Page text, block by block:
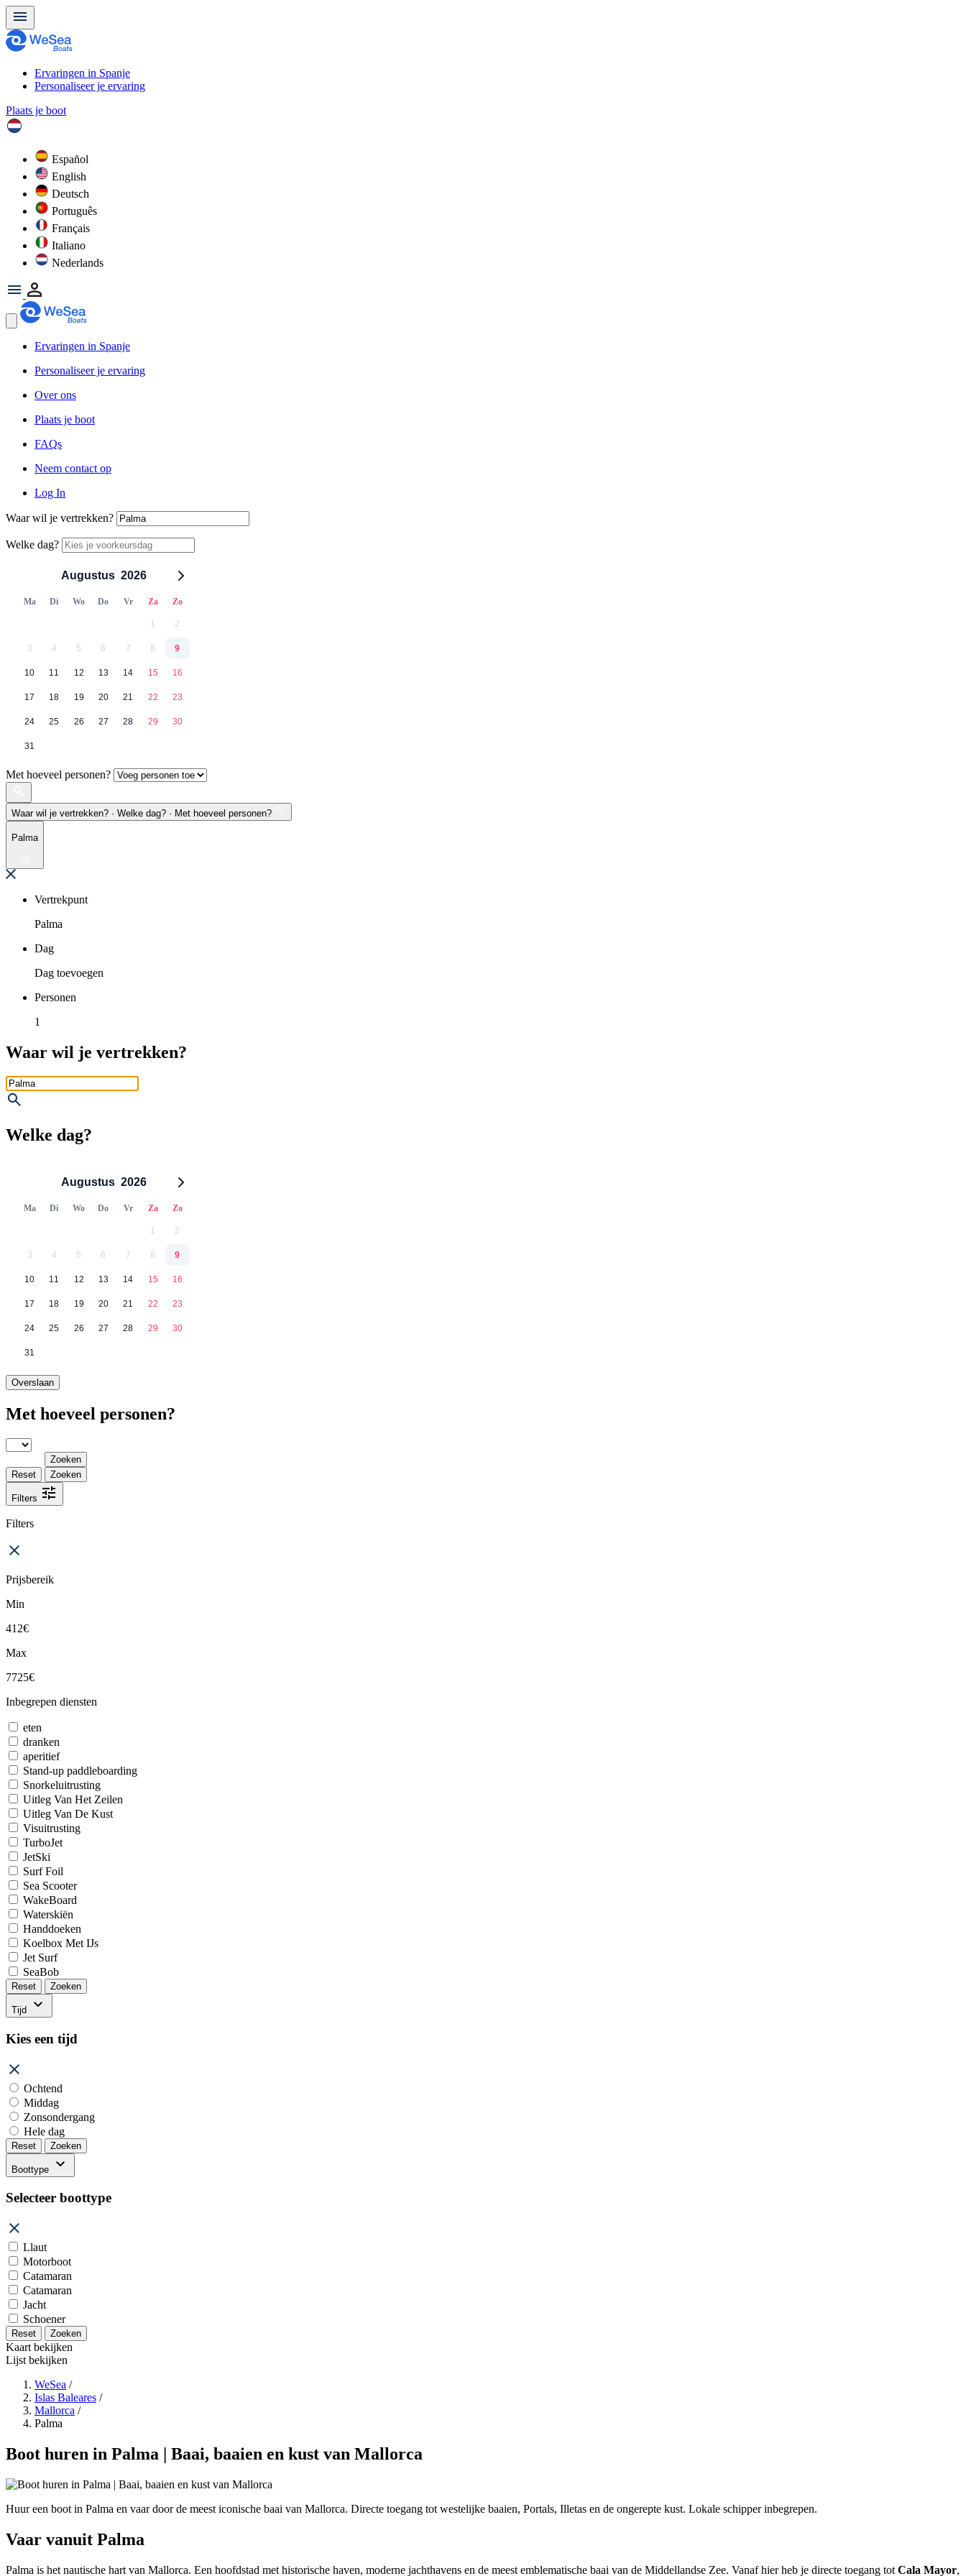
Ervaringen in Spanje
Personaliseer je ervaring
Plaats je boot
Español
English
Deutsch
Português
Français
Italiano
Nederlands
Ervaringen in Spanje
Personaliseer je ervaring
Over ons
Plaats je boot
FAQs
Neem contact op
Log In
Waar wil je vertrekken?
Welke dag?
Augustus 2026
Ma Di Wo Do Vr Za Zo
1 2
3 4 5 6 7 8 9
10 11 12 13 14 15 16
17 18 19 20 21 22 23
24 25 26 27 28 29 30
31
Met hoeveel personen?
Waar wil je vertrekken? · Welke dag? · Met hoeveel personen?
Palma
Vertrekpunt
Palma
Dag
Dag toevoegen
Personen
1
Waar wil je vertrekken?
Welke dag?
Augustus 2026
Ma Di Wo Do Vr Za Zo
1 2
3 4 5 6 7 8 9
10 11 12 13 14 15 16
17 18 19 20 21 22 23
24 25 26 27 28 29 30
31
Overslaan
Met hoeveel personen?
Zoeken
Reset
Zoeken
Filters
Filters
Prijsbereik
Min
412€
Max
7725€
Inbegrepen diensten
eten
dranken
aperitief
Stand-up paddleboarding
Snorkeluitrusting
Uitleg Van Het Zeilen
Uitleg Van De Kust
Visuitrusting
TurboJet
JetSki
Surf Foil
Sea Scooter
WakeBoard
Waterskiën
Handdoeken
Koelbox Met IJs
Jet Surf
SeaBob
Reset Zoeken
Tijd
Kies een tijd
Ochtend
Middag
Zonsondergang
Hele dag
Reset Zoeken
Boottype
Selecteer boottype
Llaut
Motorboot
Catamaran
Catamaran
Jacht
Schoener
Reset Zoeken
Kaart bekijken
Lijst bekijken
WeSea /
Islas Baleares /
Mallorca /
Palma
Boot huren in Palma | Baai, baaien en kust van Mallorca
Huur een boot in Palma en vaar door de meest iconische baai van Mallorca. Directe toegang tot westelijke baaien, Portals, Illetas en de ongerepte kust. Lokale schipper inbegrepen.
Vaar vanuit Palma
Palma is het nautische hart van Mallorca. Een hoofdstad met historische haven, moderne jachthavens en de meest emblematische baai van de Middellandse Zee. Vanaf hier heb je directe toegang tot Cala Mayor,